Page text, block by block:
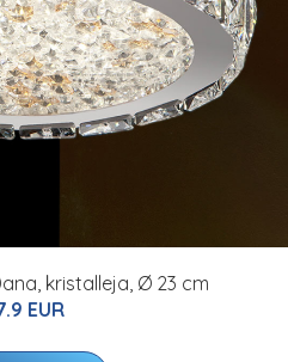
kristalleja, Ø 23 cm
EUR